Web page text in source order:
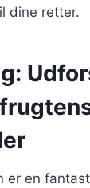
dine retter.
er en